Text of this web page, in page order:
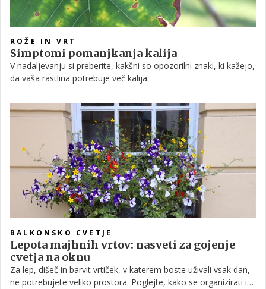
ROŽE IN VRT
Simptomi pomanjkanja kalija
V nadaljevanju si preberite, kakšni so opozorilni znaki, ki kažejo,
da vaša rastlina potrebuje več kalija.
BALKONSKO CVETJE
Lepota majhnih vrtov: nasveti za gojenje
cvetja na oknu
Za lep, dišeč in barvit vrtiček, v katerem boste uživali vsak dan,
ne potrebujete veliko prostora. Poglejte, kako se organizirati in